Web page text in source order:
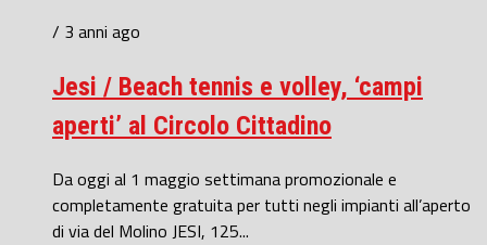
/ 3 anni ago
Jesi / Beach tennis e volley, ‘campi
aperti’ al Circolo Cittadino
Da oggi al 1 maggio settimana promozionale e
completamente gratuita per tutti negli impianti all’aperto
di via del Molino JESI, 125...